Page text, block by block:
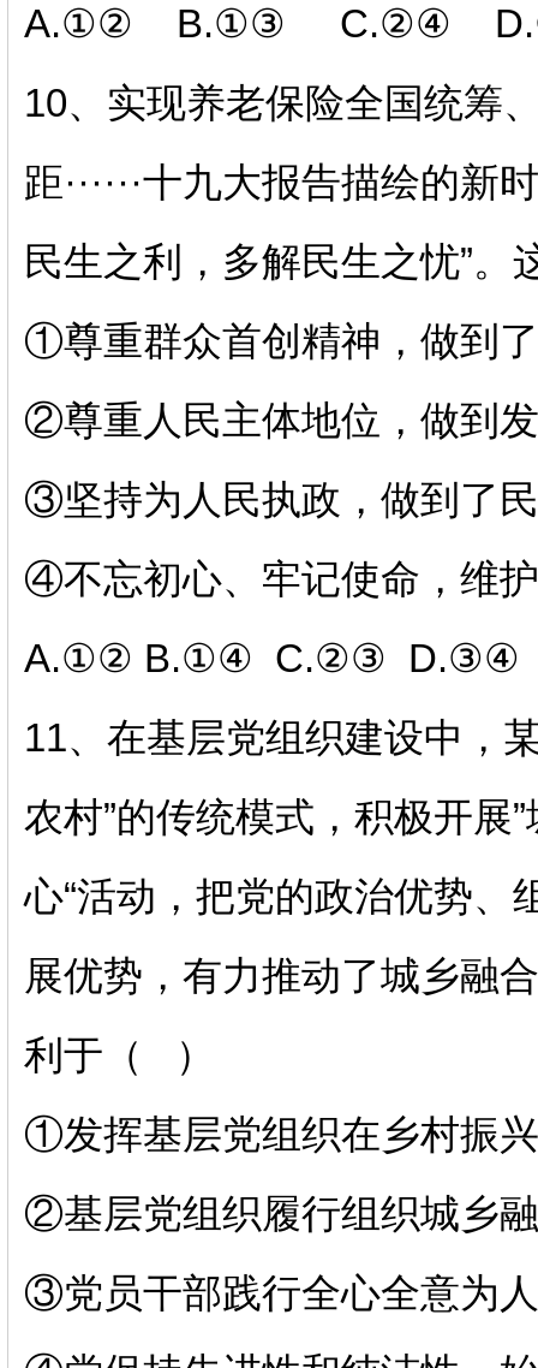
A.①② B.①③ C.②④
10、 实现养老保险全国统筹
距······十九大报告描绘的
民生之利，多解民生之忧”
①尊重群众首创精神，做到
②尊重人民主体地位，做到
③坚持为人民执政，做到了
④不忘初心、牢记使命，维
A.①② B.①④ C.②③ D.③④
11、 在基层党组织建设中，
农村”的传统模式，积极开展
心“活动，把党的政治优势、
展优势，有力推动了城乡融
利于（
）
①发挥基层党组织在乡村振
②基层党组织履行组织城乡
③党员干部践行全心全意为